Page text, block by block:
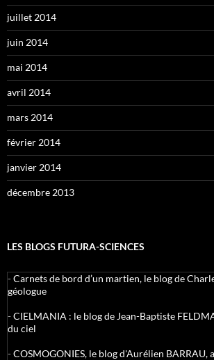
juillet 2014
juin 2014
mai 2014
avril 2014
mars 2014
février 2014
janvier 2014
décembre 2013
LES BLOGS FUTURA-SCIENCES
-Carnets de bord d’un martien, le blog de
géologue
-CIELMANIA : le blog de Jean-Baptiste
du ciel
-COSMOGONIES, le blog d'Aurélien BARRAU,